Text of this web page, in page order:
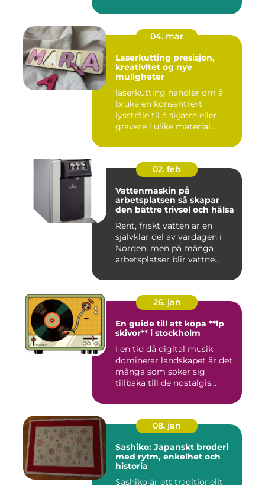
04. mar
Laserkutting presisjon,
kreativitet og nye
muligheter
laserkutting handler om å
bruke en konsentrert
lysstråle til å skjære eller
gravere i ulike material...
02. feb
Vattenmaskin på
arbetsplatsen så skapar
den bättre trivsel och hälsa
Rent, friskt vatten är en
självklar del av vardagen i
Norden, men på många
arbetsplatser blir vattne...
26. jan
En guide till att köpa **lp
skivor** i stockholm
I en tid då digital musik
dominerar landskapet är det
många som söker sig
tillbaka till de nostalgis...
08. jan
Sashiko: Japanskt broderi
med rytm, enkelhet och
historia
Sashiko är ett traditionellt